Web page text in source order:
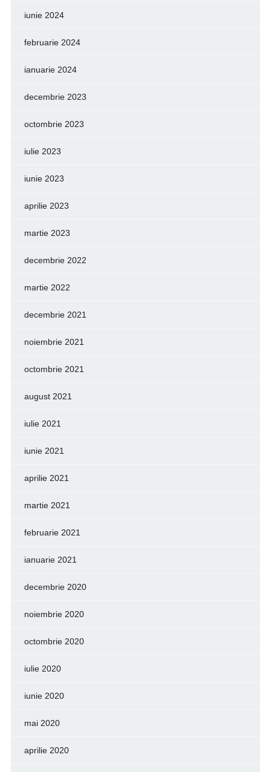
iunie 2024
februarie 2024
ianuarie 2024
decembrie 2023
octombrie 2023
iulie 2023
iunie 2023
aprilie 2023
martie 2023
decembrie 2022
martie 2022
decembrie 2021
noiembrie 2021
octombrie 2021
august 2021
iulie 2021
iunie 2021
aprilie 2021
martie 2021
februarie 2021
ianuarie 2021
decembrie 2020
noiembrie 2020
octombrie 2020
iulie 2020
iunie 2020
mai 2020
aprilie 2020